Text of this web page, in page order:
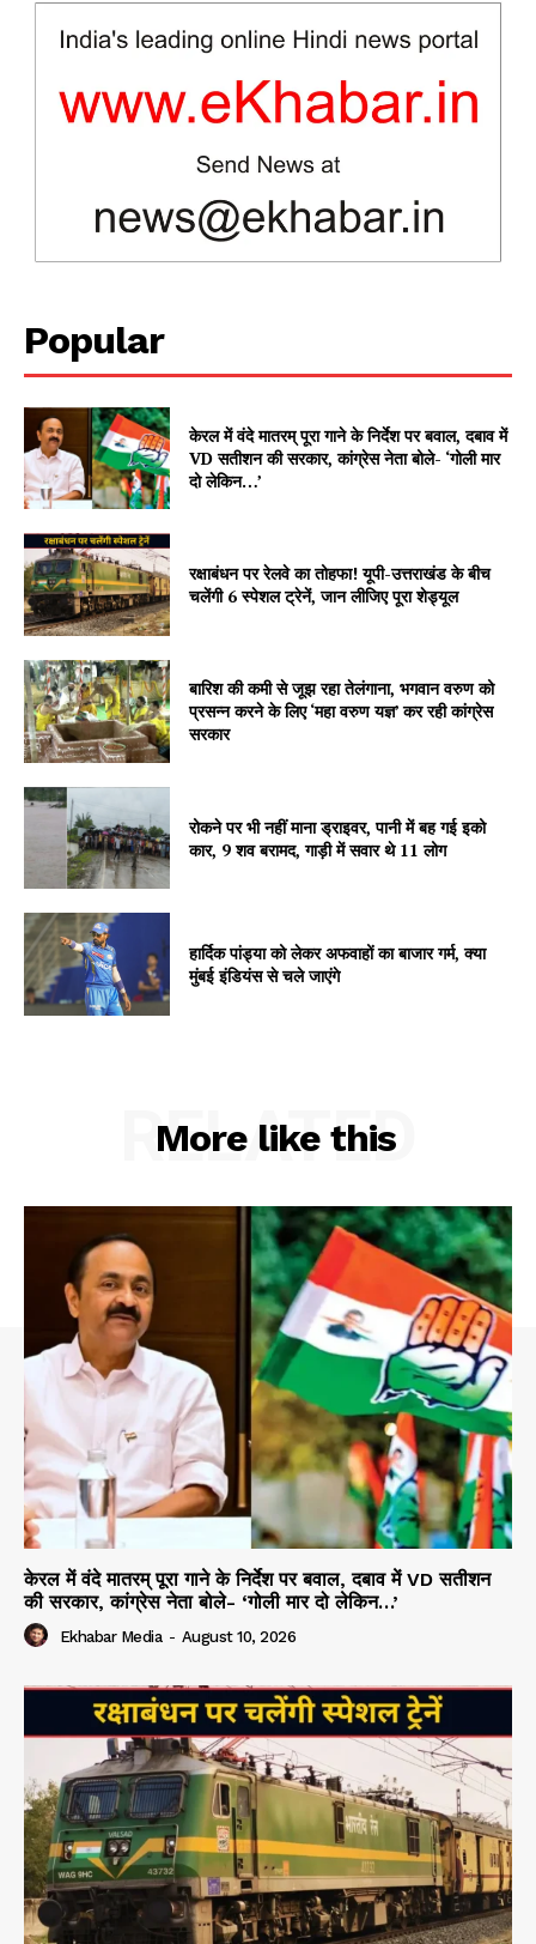
News Week
Magazine PRO
SUBSCRIBE NOW
Company
About
Subscription Plans
My account
Popular
केरल में वंदे मातरम् पूरा गाने के निर्देश पर बवाल, दबाव में
VD सतीशन की सरकार, कांग्रेस नेता बोले- ‘गोली मार
दो लेकिन…’
रक्षाबंधन पर रेलवे का तोहफा! यूपी-उत्तराखंड के बीच
चलेंगी 6 स्पेशल ट्रेनें, जान लीजिए पूरा शेड्यूल
बारिश की कमी से जूझ रहा तेलंगाना, भगवान वरुण को
प्रसन्न करने के लिए ‘महा वरुण यज्ञ’ कर रही कांग्रेस
सरकार
रोकने पर भी नहीं माना ड्राइवर, पानी में बह गई इको
कार, 9 शव बरामद, गाड़ी में सवार थे 11 लोग
हार्दिक पांड्या को लेकर अफवाहों का बाजार गर्म, क्या
मुंबई इंडियंस से चले जाएंगे
More like this
RELATED
केरल में वंदे मातरम् पूरा गाने के निर्देश पर बवाल, दबाव में VD सतीशन
की सरकार, कांग्रेस नेता बोले- ‘गोली मार दो लेकिन…’
Ekhabar Media - August 10, 2026